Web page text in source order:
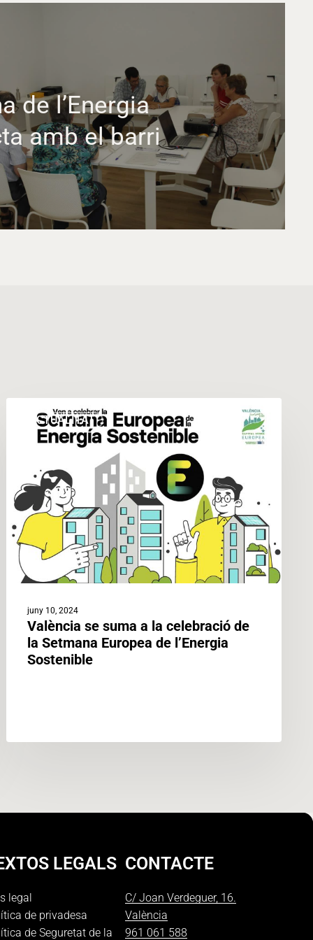
de l’Energia
amb el barri
ACTUALITAT
celebració
de
la
Setmana
Europea
Sostenible
juny 10, 2024
València se suma a la celebració de
la Setmana Europea de l’Energia
Sostenible
LEGALS
legal
de privadesa
de Seguretat de la
CONTACTE
C/ Joan Verdeguer, 16.
València
961 061 588